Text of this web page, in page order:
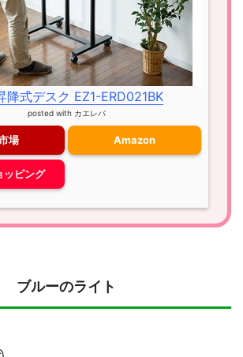
降式デスク EZ1-ERD021BK
posted with カエレバ
場 Amazon
ッピング
ブルーのライト